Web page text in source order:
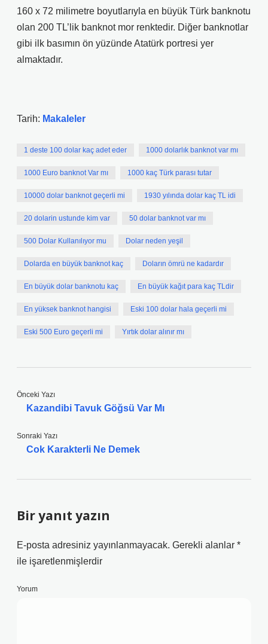
160 x 72 milimetre boyutlarıyla en büyük Türk banknotu
olan 200 TL’lik banknot mor renktedir. Diğer banknotlar
gibi ilk basımın ön yüzünde Atatürk portresi yer
almaktadır.
Tarih: Makaleler
1 deste 100 dolar kaç adet eder 1000 dolarlık banknot var mı
1000 Euro banknot Var mı 1000 kaç Türk parası tutar
10000 dolar banknot geçerli mi 1930 yılında dolar kaç TL idi
20 dolarin ustunde kim var 50 dolar banknot var mı
500 Dolar Kullanılıyor mu Dolar neden yeşil
Dolarda en büyük banknot kaç Doların ömrü ne kadardır
En büyük dolar banknotu kaç En büyük kağıt para kaç TLdir
En yüksek banknot hangisi Eski 100 dolar hala geçerli mi
Eski 500 Euro geçerli mi Yırtık dolar alınır mı
Önceki Yazı
Kazandibi Tavuk Göğsü Var Mı
Sonraki Yazı
Cok Karakterli Ne Demek
Bir yanıt yazın
E-posta adresiniz yayınlanmayacak. Gerekli alanlar *
ile işaretlenmişlerdir
Yorum